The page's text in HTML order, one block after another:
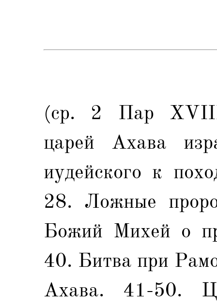
(ср. 2 Пар
царей Ахава
иудейского к
28. Ложные
Божий Михей о
40. Битва при
Ахава. 41-50.